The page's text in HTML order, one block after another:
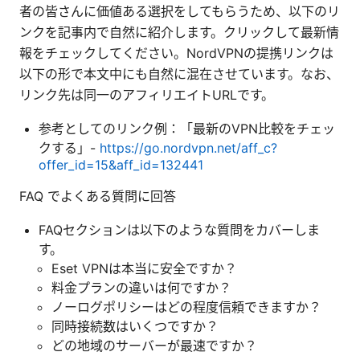
者の皆さんに価値ある選択をしてもらうため、以下のリ
ンクを記事内で自然に紹介します。クリックして最新情
報をチェックしてください。NordVPNの提携リンクは
以下の形で本文中にも自然に混在させています。なお、
リンク先は同一のアフィリエイトURLです。
参考としてのリンク例：「最新のVPN比較をチェッ
クする」- https://go.nordvpn.net/aff_c?
offer_id=15&aff_id=132441
FAQ でよくある質問に回答
FAQセクションは以下のような質問をカバーしま
す。
Eset VPNは本当に安全ですか？
料金プランの違いは何ですか？
ノーログポリシーはどの程度信頼できますか？
同時接続数はいくつですか？
どの地域のサーバーが最速ですか？